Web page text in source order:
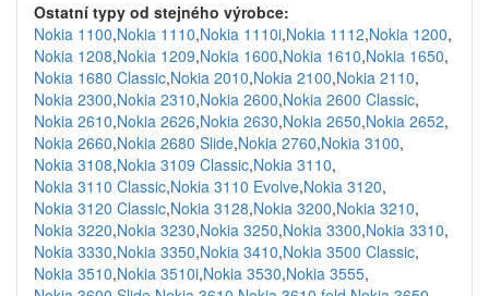
Ostatní typy od stejného výrobce:
Nokia 1100,Nokia 1110,Nokia 1110i,Nokia 1112,Nokia 1200,
Nokia 1208,Nokia 1209,Nokia 1600,Nokia 1610,Nokia 1650,
Nokia 1680 Classic,Nokia 2010,Nokia 2100,Nokia 2110,
Nokia 2300,Nokia 2310,Nokia 2600,Nokia 2600 Classic,
Nokia 2610,Nokia 2626,Nokia 2630,Nokia 2650,Nokia 2652,
Nokia 2660,Nokia 2680 Slide,Nokia 2760,Nokia 3100,
Nokia 3108,Nokia 3109 Classic,Nokia 3110,
Nokia 3110 Classic,Nokia 3110 Evolve,Nokia 3120,
Nokia 3120 Classic,Nokia 3128,Nokia 3200,Nokia 3210,
Nokia 3220,Nokia 3230,Nokia 3250,Nokia 3300,Nokia 3310,
Nokia 3330,Nokia 3350,Nokia 3410,Nokia 3500 Classic,
Nokia 3510,Nokia 3510i,Nokia 3530,Nokia 3555,